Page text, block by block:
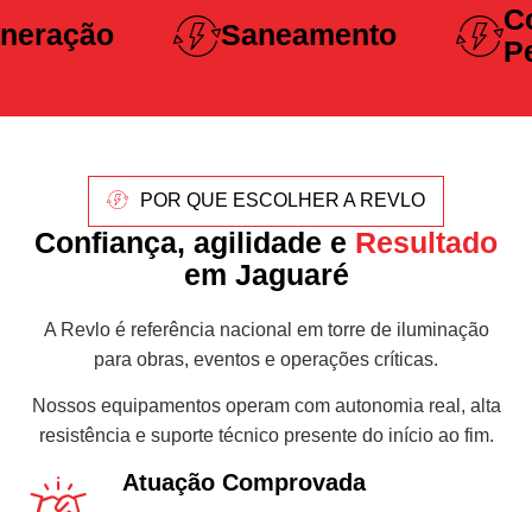
Construção
Pesada
POR QUE ESCOLHER A REVLO
Confiança, agilidade e Resultado
em Jaguaré
A Revlo é referência nacional em torre de iluminação
para obras, eventos e operações críticas.
Nossos equipamentos operam com autonomia real, alta
resistência e suporte técnico presente do início ao fim.
Atuação Comprovada